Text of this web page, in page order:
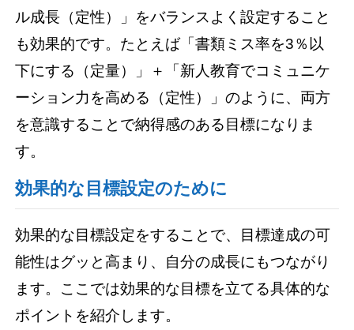
ル成長（定性）」をバランスよく設定すること
も効果的です。たとえば「書類ミス率を3％以
下にする（定量）」＋「新人教育でコミュニケ
ーション力を高める（定性）」のように、両方
を意識することで納得感のある目標になりま
す。
効果的な目標設定のために
効果的な目標設定をすることで、目標達成の可
能性はグッと高まり、自分の成長にもつながり
ます。ここでは効果的な目標を立てる具体的な
ポイントを紹介します。